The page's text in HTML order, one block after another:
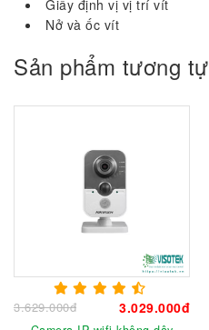
Giấy định vị vị trí vít
Nở và ốc vít
Sản phẩm tương tự
3.629.000đ 3.029.000đ